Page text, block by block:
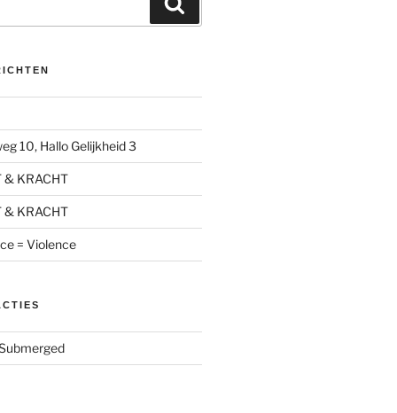
10, Hallo Gelijkheid 3
& KRACHT
& KRACHT
= Violence